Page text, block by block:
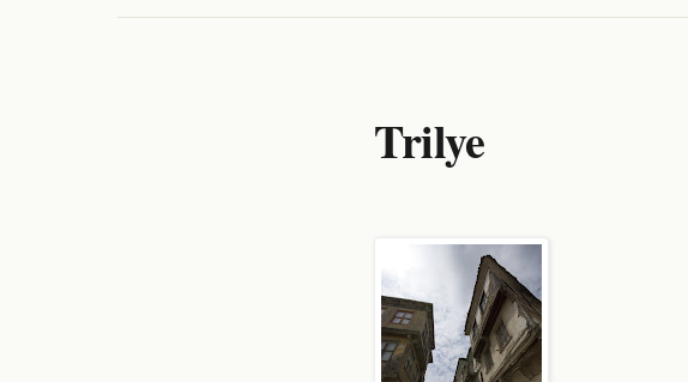
Trilye